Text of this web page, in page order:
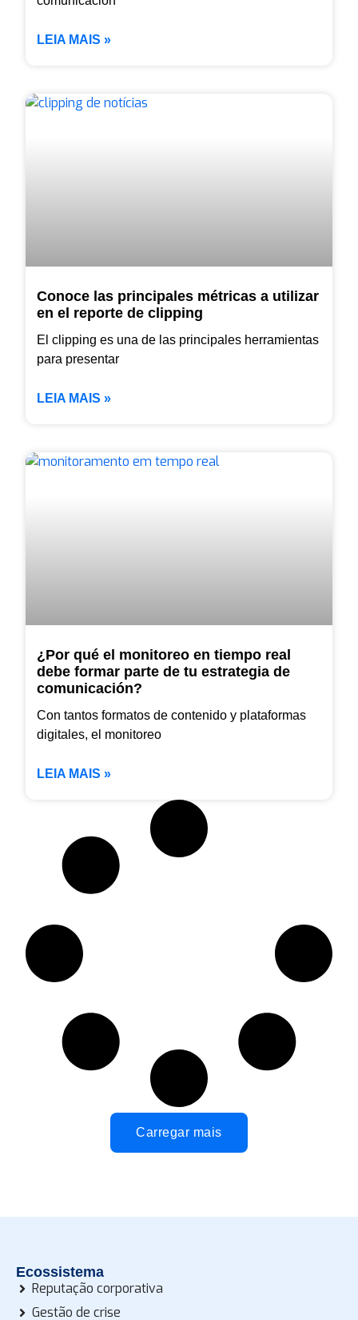
LEIA MAIS »
Conoce las principales métricas a utilizar
en el reporte de clipping
El clipping es una de las principales herramientas
para presentar
LEIA MAIS »
¿Por qué el monitoreo en tiempo real
debe formar parte de tu estrategia de
comunicación?
Con tantos formatos de contenido y plataformas
digitales, el monitoreo
LEIA MAIS »
Carregar mais
Ecossistema
Reputação corporativa
Gestão de crise